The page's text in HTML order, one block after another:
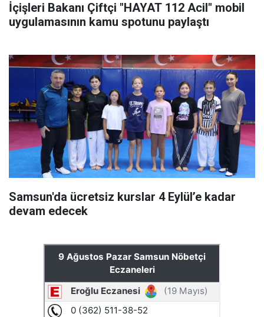
İçişleri Bakanı Çiftçi "HAYAT 112 Acil" mobil
uygulamasının kamu spotunu paylaştı
Samsun'da ücretsiz kurslar 4 Eylül’e kadar
devam edecek